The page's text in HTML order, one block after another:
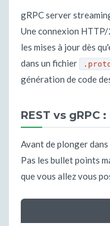
gRPC server
Une connexion
les mises à jour dès
dans un fichier
génération de code
REST vs gRPC
Avant de plonger
Pas les bullet points
que vous allez vous